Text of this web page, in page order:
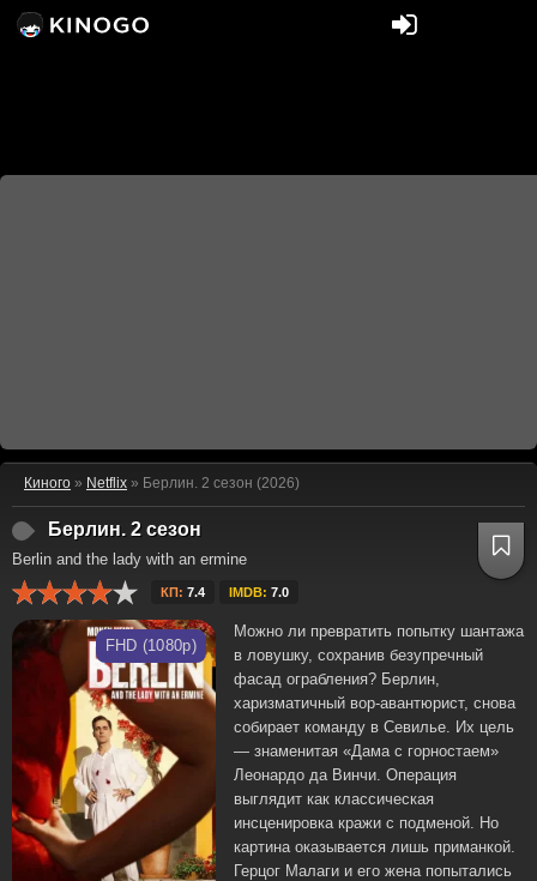
Киного » Netflix » Берлин. 2 сезон (2026)
Берлин. 2 сезон
Berlin and the lady with an ermine
КП: 7.4 IMDB: 7.0
FHD (1080p)
Можно ли превратить попытку шантажа
в ловушку, сохранив безупречный
фасад ограбления? Берлин,
харизматичный вор-авантюрист, снова
собирает команду в Севилье. Их цель
— знаменитая «Дама с горностаем»
Леонардо да Винчи. Операция
выглядит как классическая
инсценировка кражи с подменой. Но
картина оказывается лишь приманкой.
Герцог Малаги и его жена попытались